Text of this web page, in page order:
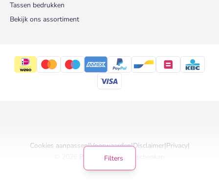
Filters
Tassen bedrukken
Bekijk ons assortiment
Cookies aanpassen|Voorwaarden|Disclaimer|Privacy|
© 2026 Pinkcube Relatiegeschenken